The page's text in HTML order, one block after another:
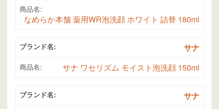
商品名:
なめらか本舗 薬用WR泡洗顔 ホワイト 詰替 180ml
ブランド名: サナ
商品名: サナ ワセリズム モイスト泡洗顔 150ml
ブランド名: サナ